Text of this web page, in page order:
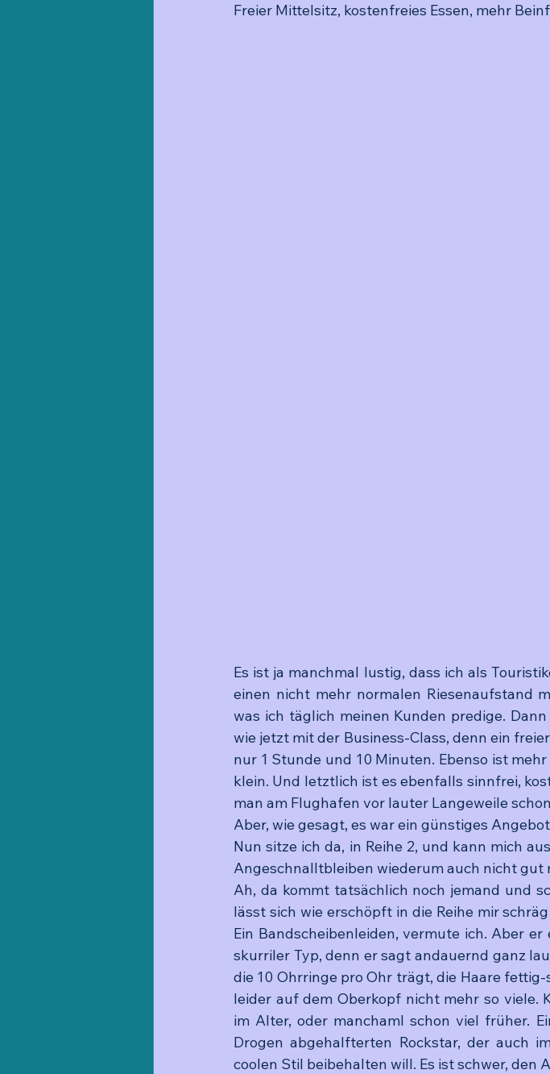
Freier Mittelsitz, kostenfreies Essen, mehr
Es ist ja manchmal lustig, dass ich als
einen nicht mehr normalen Riesenaufstand
was ich täglich meinen Kunden predige.
wie jetzt mit der Business-Class, denn ein
nur 1 Stunde und 10 Minuten. Ebenso ist
klein. Und letztlich ist es ebenfalls sinnfrei,
man am Flughafen vor lauter Langeweile
Aber, wie gesagt, es war ein günstiges
Nun sitze ich da, in Reihe 2, und kann mich
Angeschnalltbleiben wiederum auch nicht gut
Ah, da kommt tatsächlich noch jemand und
lässt sich wie erschöpft in die Reihe mir
Ein Bandscheibenleiden, vermute ich. Aber
skurriler Typ, denn er sagt andauernd ganz
die 10 Ohrringe pro Ohr trägt, die Haare
leider auf dem Oberkopf nicht mehr so viele.
im Alter, oder manchaml schon viel früher.
Drogen abgehalfterten Rockstar, der auch
coolen Stil beibehalten will. Es ist schwer, den